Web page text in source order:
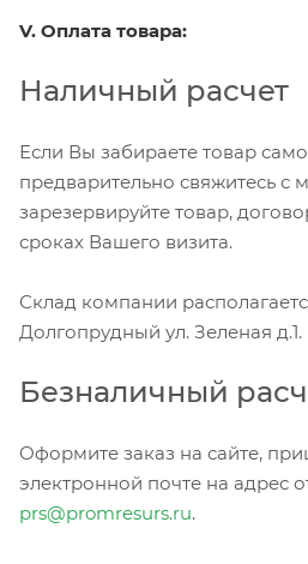
V. Оплата товара:
Наличный расчет
Если Вы забираете товар
предварительно свяжитесь с
зарезервируйте товар,
сроках Вашего визита.
Склад компании
Долгопрудный ул. Зеленая д.1.
Безналичный
Оформите заказ на сайте,
электронной почте на адрес
prs@promresurs.ru.